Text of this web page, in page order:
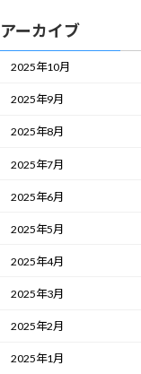
アーカイブ
2025年10月
2025年9月
2025年8月
2025年7月
2025年6月
2025年5月
2025年4月
2025年3月
2025年2月
2025年1月